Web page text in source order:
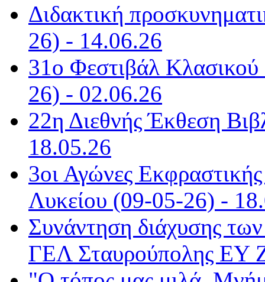
Διδακτική
26) - 14.06.26
31ο Φεστιβάλ
26) - 02.06.26
22η Διεθνής Έκθεση
18.05.26
3οι Αγώνες
Λυκείου (09-05-26) -
Συνάντηση διάχυσης
ΓΕΛ Σταυρούπολης ΕΥ